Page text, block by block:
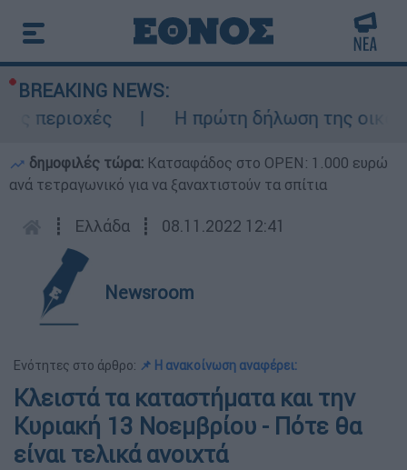
BREAKING NEWS:
περιοχές
Η πρώτη δήλωση της
δημοφιλές τώρα: Κατσαφάδος στο OPEN: 1.000 ευρώ
ανά τετραγωνικό για να ξαναχτιστούν τα σπίτια
┋ Ελλάδα ┋ 08.11.2022 12:41
Newsroom
Ενότητες στο άρθρο: 📌 Η ανακοίνωση αναφέρει:
Κλειστά τα καταστήματα και την
Κυριακή 13 Νοεμβρίου - Πότε θα
είναι τελικά ανοιχτά